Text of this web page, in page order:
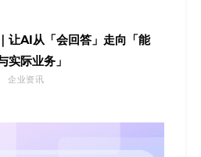
让AI从「会回答」走向「能
实际业务」
企业资讯